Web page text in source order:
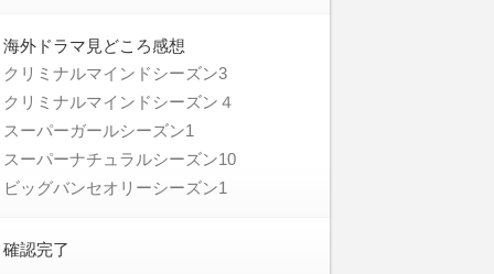
海外ドラマ見どころ感想
クリミナルマインドシーズン3
クリミナルマインドシーズン４
スーパーガールシーズン1
スーパーナチュラルシーズン10
ビッグバンセオリーシーズン1
確認完了